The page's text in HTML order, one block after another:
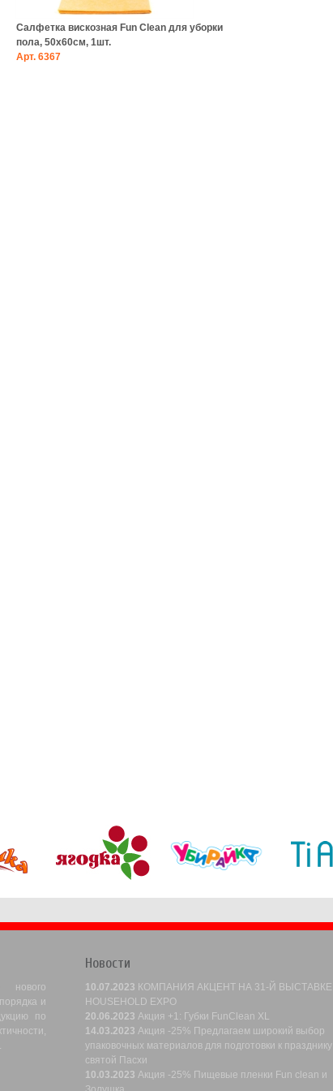
Салфетка вискозная Fun Clean для уборки
пола, 50х60см, 1шт.
Арт. 6367
нового
и
по
Новости
10.07.2023 КОМПАНИЯ АКЦЕНТ НА 31-Й ВЫСТАВКЕ
HOUSEHOLD EXPO
20.06.2023 Акция +1: Губки FunClean XL
14.03.2023 Акция -25% Предлагаем широкий выбор
упаковочных материалов для подготовки к празднику
святой Пасхи
10.03.2023 Акция -25% Пищевые пленки Fun clean и